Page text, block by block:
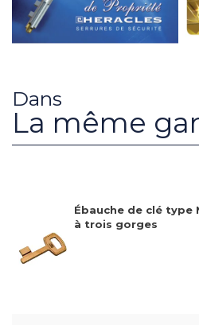
Dans
La même
Ébauche de clé type
à trois gorges